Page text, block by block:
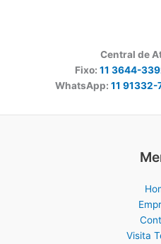
Central de
Fixo: 11 3644-
WhatsApp: 11 91332-
Visita